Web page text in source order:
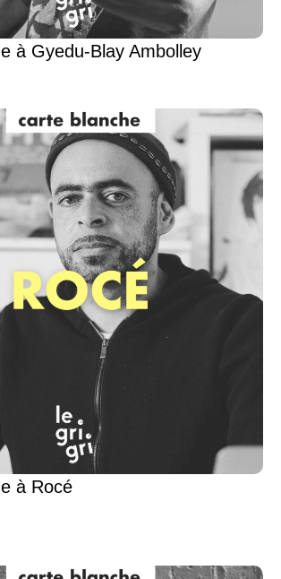
à Gyedu-Blay Ambolley
à Rocé